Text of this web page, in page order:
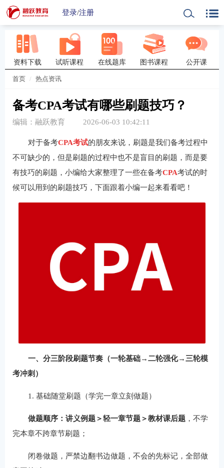
登录/注册
资料下载 试听课程 在线题库 图书课程 公开课
首页 热点资讯
备考CPA考试有哪些刷题技巧？
编辑：融跃教育 2026-06-03 10:42:11
对于备考CPA考试的朋友来说，刷题是我们备考过程中
不可缺少的，但是刷题的过程中也不是盲目的刷题，而是要
有技巧的刷题，小编给大家整理了一些在备考CPA考试的时
候可以用到的刷题技巧，下面跟着小编一起来看看吧！
一、分三阶段刷题节奏（一轮基础→二轮强化→三轮模
考冲刺）
1. 基础随堂刷题（学完一章立刻做题）
做题顺序：讲义例题＞轻一章节题＞教材课后题，不学
完本章不跨章节刷题；
闭卷做题，严禁边翻书边做题，不会的先标记，全部做